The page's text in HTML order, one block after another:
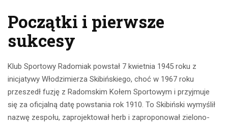
Początki i pierwsze
sukcesy
Klub Sportowy Radomiak powstał 7 kwietnia 1945 roku z
inicjatywy Włodzimierza Skibińskiego, choć w 1967 roku
przeszedł fuzję z Radomskim Kołem Sportowym i przyjmuje
się za oficjalną datę powstania rok 1910. To Skibiński wymyślił
nazwę zespołu, zaprojektował herb i zaproponował zielono-